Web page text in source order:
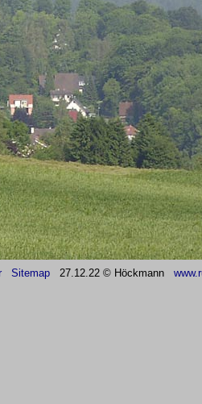
Sitemap 27.12.22 © Höckmann